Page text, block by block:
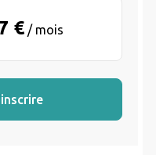
€/ mois